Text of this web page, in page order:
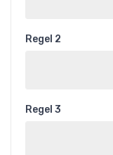
Regel 2
Regel 3